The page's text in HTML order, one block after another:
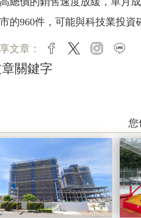
的960件，可能與科技業投資
文章： facebook
twitter
關鍵字
您